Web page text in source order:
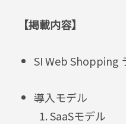
【掲載内容】
SI Web Shopping
導入モデル
SaaSモデル